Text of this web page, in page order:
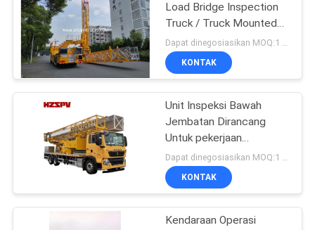
TENTANG
KAMI
TUR
PABRIK
KONTROL
KUALITAS
Load Bridge Inspection
Truck / Truck Mounted
Access Platform
Dapat dinegosiasikan MOQ:1 Set
KONTAK
Unit Inspeksi Bawah
Jembatan Dirancang
Untuk pekerjaan
pemeliharaan dan
perbaikan jembatan
KONTAK
Kendaraan Operasi